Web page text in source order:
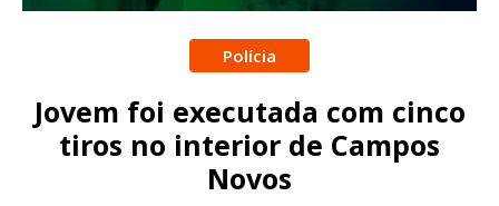
Polícia
Jovem foi executada com cinco
tiros no interior de Campos
Novos